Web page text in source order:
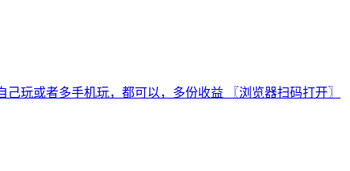
玩或者多手机玩，都可以，多份收益 〖浏览器扫码打开〗